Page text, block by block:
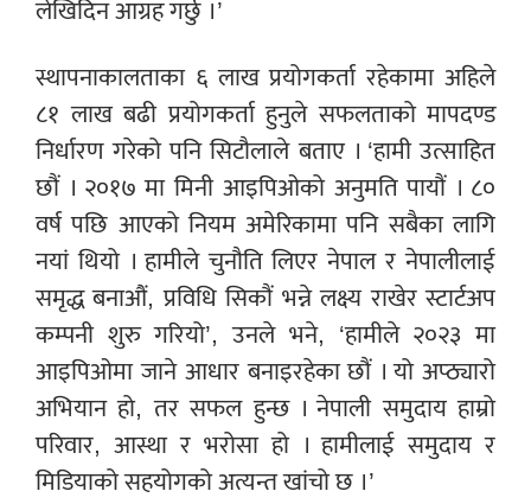
लेखिदिन आग्रह गर्छु ।’
स्थापनाकालताका ६ लाख प्रयोगकर्ता रहेकामा अहिले
८१ लाख बढी प्रयोगकर्ता हुनुले सफलताको मापदण्ड
निर्धारण गरेको पनि सिटौलाले बताए । ‘हामी उत्साहित
छौं । २०१७ मा मिनी आइपिओको अनुमति पायौं । ८०
वर्ष पछि आएको नियम अमेरिकामा पनि सबैका लागि
नयां थियो । हामीले चुनौति लिएर नेपाल र नेपालीलाई
समृद्ध बनाऔं, प्रविधि सिकौं भन्ने लक्ष्य राखेर स्टार्टअप
कम्पनी शुरु गरियो’, उनले भने, ‘हामीले २०२३ मा
आइपिओमा जाने आधार बनाइरहेका छौं । यो अप्ठ्यारो
अभियान हो, तर सफल हुन्छ । नेपाली समुदाय हाम्रो
परिवार, आस्था र भरोसा हो । हामीलाई समुदाय र
मिडियाको सहयोगको अत्यन्त खांचो छ ।’